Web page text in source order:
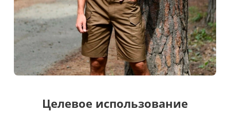
Целевое использование